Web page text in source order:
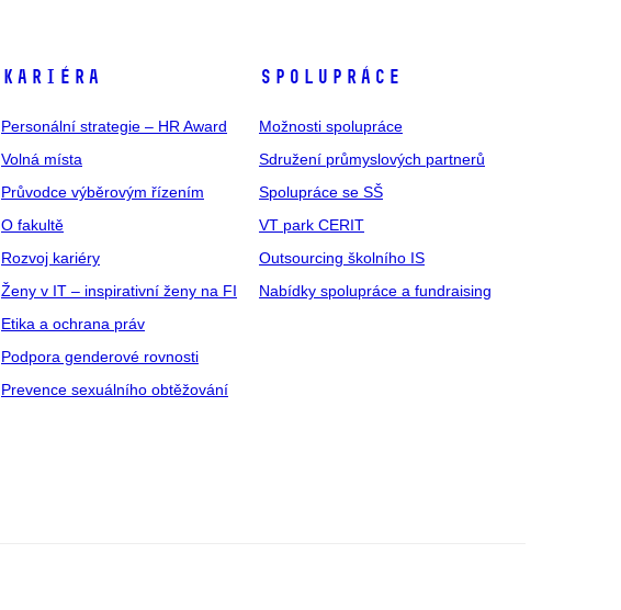
KARIÉRA
Personální strategie – HR Award
Volná místa
Průvodce výběrovým řízením
O fakultě
Rozvoj kariéry
Ženy v IT – inspirativní ženy na FI
Etika a ochrana práv
Podpora genderové rovnosti
Prevence sexuálního obtěžování
SPOLUPRÁCE
Možnosti spolupráce
Sdružení průmyslových partnerů
Spolupráce se SŠ
VT park CERIT
Outsourcing školního IS
Nabídky spolupráce a fundraising